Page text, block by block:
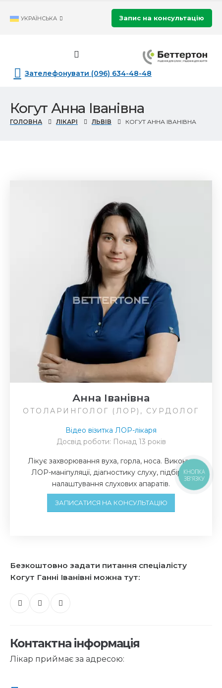
УКРАЇНСЬКА Запис на консультацію
Зателефонувати (096) 634-48-48
Когут Анна Іванівна
ГОЛОВНА ЛІКАРІ ЛЬВІВ КОГУТ АННА ІВАНІВНА
Анна Іванівна
ОТОЛАРИНГОЛОГ (ЛОР), СУРДОЛОГ
Відео візитка ЛОР-лікаря
Досвід роботи: Понад 13 років
Лікує захворювання вуха, горла, носа. Виконує
ЛОР-маніпуляції, діагностику слуху, підбір та
налаштування слухових апаратів.
ЗАПИСАТИСЯ НА КОНСУЛЬТАЦІЮ
Безкоштовно задати питання спеціалісту
Когут Ганні Іванівні можна тут:
Контактна інформація
Лікар приймає за адресою:
КНОПКА
ЗВ'ЯЗКУ